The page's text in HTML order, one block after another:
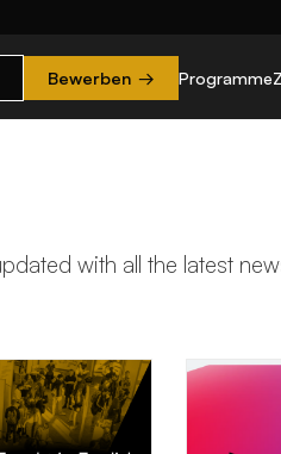
Bewerben → Programme
with all the latest